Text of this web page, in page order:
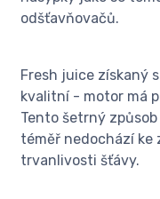
odšťavňovačů.
Fresh juice získaný
kvalitní - motor má
Tento šetrný
téměř nedochází
trvanlivosti šťávy.